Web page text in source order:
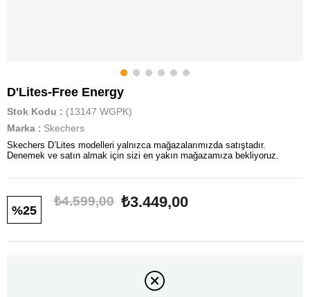
D'Lites-Free Energy
Stok Kodu
(13147 WGPK)
Marka : Skechers
Skechers D’Lites modelleri yalnızca mağazalarımızda satıştadır.
Denemek ve satın almak için sizi en yakın mağazamıza bekliyoruz.
25
₺4.599,00 ₺3.449,00